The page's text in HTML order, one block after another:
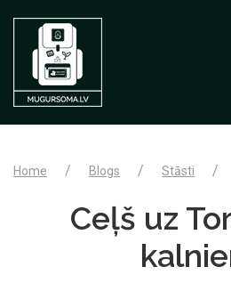
Home Blogs Stāsti
Ceļš uz